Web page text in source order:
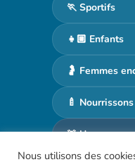
🏃 Sportifs
👧🏼 Enfants
🤰 Femmes
🍼 Nourrissons
🚨 Urgences
Nous utilisons des